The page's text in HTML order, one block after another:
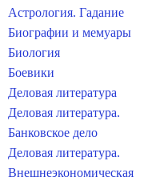
Астрология. Гадание
Биографии и мемуары
Биология
Боевики
Деловая литература
Деловая литература.
Банковское дело
Деловая литература.
Внешнеэкономическая